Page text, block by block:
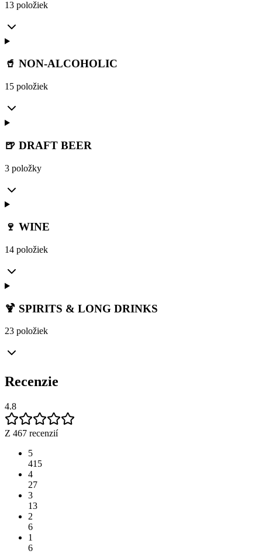
13 položiek
🥤 NON-ALCOHOLIC
15 položiek
🍺 DRAFT BEER
3 položky
🍷 WINE
14 položiek
🍹 SPIRITS & LONG DRINKS
23 položiek
Recenzie
4.8
Z 467 recenzií
5
415
4
27
3
13
2
6
1
6